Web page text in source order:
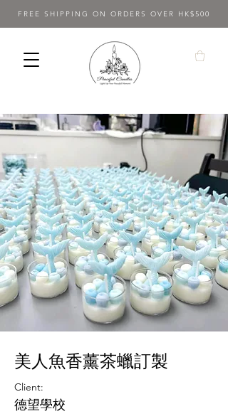
FREE SHIPPING ON ORDERS OVER HK$500
美人魚香薰茶蠟訂製
Client:
德望學校